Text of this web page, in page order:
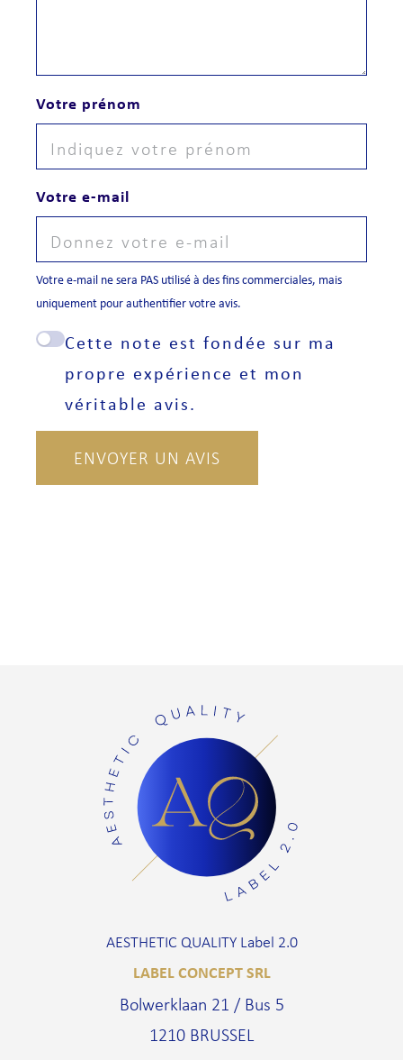
Votre prénom
Votre e-mail
Votre e-mail ne sera PAS utilisé à des fins commerciales, mais
uniquement pour authentifier votre avis.
Cette note est fondée sur ma
propre expérience et mon
véritable avis.
ENVOYER UN AVIS
AESTHETIC QUALITY Label 2.0
LABEL CONCEPT SRL
Bolwerklaan 21 / Bus 5
1210 BRUSSEL